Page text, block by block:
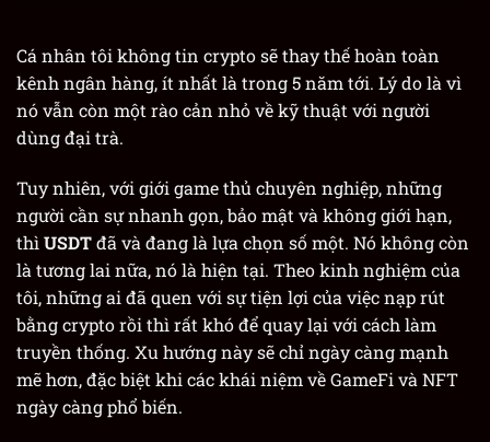
Cá nhân tôi không tin crypto sẽ thay thế hoàn toàn
kênh ngân hàng, ít nhất là trong 5 năm tới. Lý do là vì
nó vẫn còn một rào cản nhỏ về kỹ thuật với người
dùng đại trà.
Tuy nhiên, với giới game thủ chuyên nghiệp, những
người cần sự nhanh gọn, bảo mật và không giới hạn,
thì USDTđã và đang là lựa chọn số một. Nó không còn
là tương lai nữa, nó là hiện tại. Theo kinh nghiệm của
tôi, những ai đã quen với sự tiện lợi của việc nạp rút
bằng crypto rồi thì rất khó để quay lại với cách làm
truyền thống. Xu hướng này sẽ chỉ ngày càng mạnh
mẽ hơn, đặc biệt khi các khái niệm về GameFi và NFT
ngày càng phổ biến.